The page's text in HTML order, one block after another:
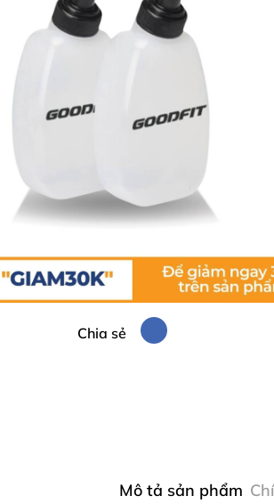
Chia sẻ
Mô tả sản phẩm